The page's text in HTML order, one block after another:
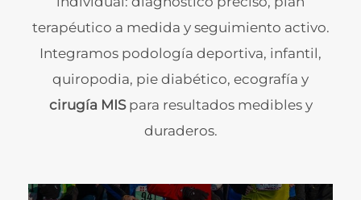
terapéutico a medida y seguimiento activo.
Integramos podología deportiva, infantil,
quiropodia, pie diabético, ecografía y
cirugía MISpara resultados medibles y
duraderos.